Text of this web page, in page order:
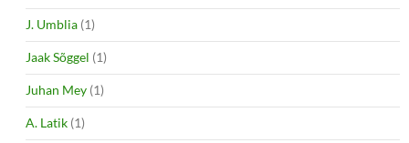
J. Umblia (1)
Jaak Sõggel (1)
Juhan Mey (1)
A. Latik (1)